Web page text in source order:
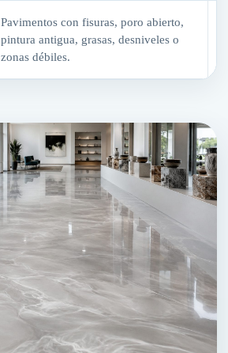
Pavimentos con fisuras, poro abierto,
pintura antigua, grasas, desniveles o
zonas débiles.